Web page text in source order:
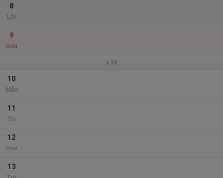
8
Lör
9
Sön
v.33
10
Mån
11
Tis
12
Ons
13